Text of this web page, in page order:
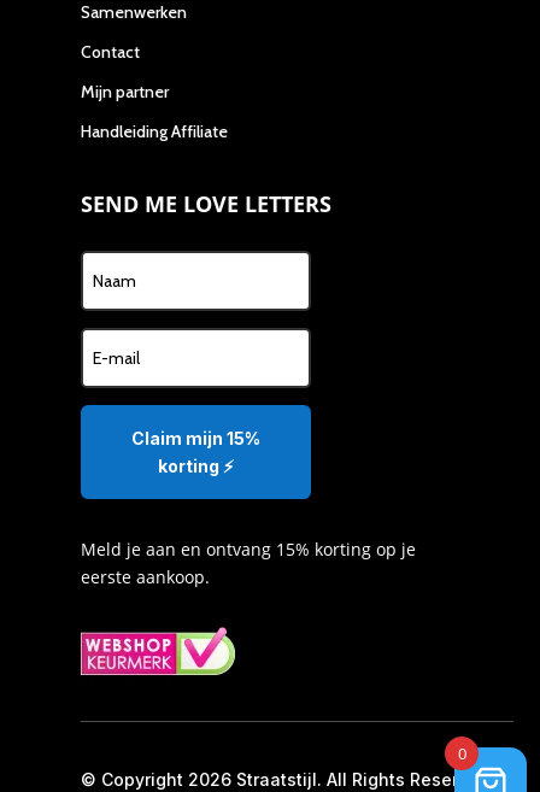
Samenwerken
Contact
Mijn partner
Handleiding Affiliate
SEND ME LOVE LETTERS
Claim mijn 15%
korting ⚡️
Meld je aan en ontvang 15% korting op je
eerste aankoop.
© Copyright 2026 Straatstijl. All Rights Reserved.
0